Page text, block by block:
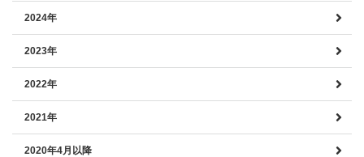
2024年
2023年
2022年
2021年
2020年4月以降